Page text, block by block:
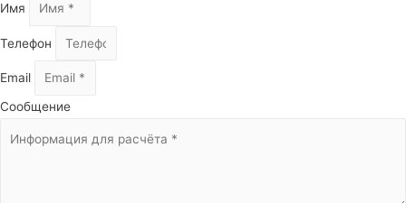
Имя
Телефон
Email
Сообщение